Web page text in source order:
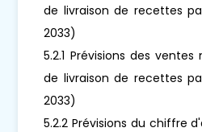
de livraison de recettes
2033)
5.2.1 Prévisions des
de livraison de recettes
2033)
5.2.2 Prévisions du chiffre